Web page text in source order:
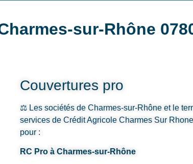
sur-Rhône
Couvertures pro
⚖️ Les sociétés de Charmes-sur-Rhône et le
services de Crédit Agricole Charmes Sur
pour :
RC Pro à Charmes-sur-Rhône